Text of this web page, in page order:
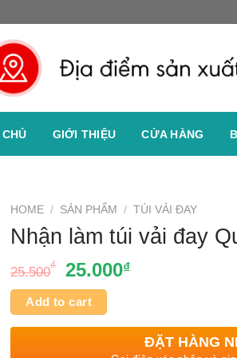
GIỚI THIỆU CỬA HÀNG
HOME / SẢN PHẨM / TÚI VẢI ĐAY
Nhận làm túi vải đay
25.500₫ 25.000₫
Add to cart
ĐẶT HÀNG